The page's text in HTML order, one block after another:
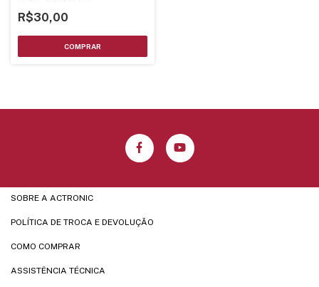
R$30,00
SOBRE A ACTRONIC
POLÍTICA DE TROCA E DEVOLUÇÃO
COMO COMPRAR
ASSISTÊNCIA TÉCNICA